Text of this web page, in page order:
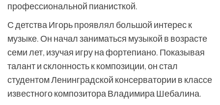
профессиональной пианисткой.
С детства Игорь проявлял большой интерес к
музыке. Он начал заниматься музыкой в возрасте
семи лет, изучая игру на фортепиано. Показывая
талант и склонность к композиции, он стал
студентом Ленинградской консерватории в классе
известного композитора Владимира Шебалина.